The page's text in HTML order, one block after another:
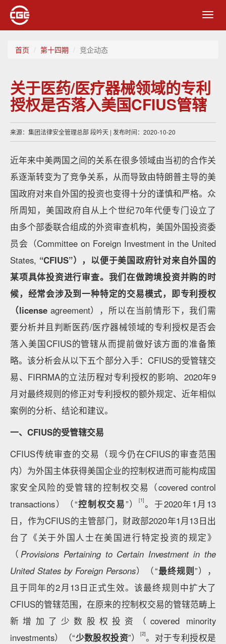
首页 第十四期 竞企动态
关于医药/医疗器械领域的专利
授权是否落入美国CFIUS管辖
来源：集团法律安全管理总部 段吟天 | 发布时间：2020-10-20
近年来中美两国之间的关系在很多领域由当初的合作关
系逐渐转变为了竞争关系，从而导致由特朗普主导的美
国政府对来自外国的投资也变得十分的谨慎和严格。众
所周知，美国政府自从上个世纪70年代便专门设立了
由多个部委联合组成的外资审查机构，美国外国投资委
员会（Committee on Foreign Investment in the United
States, “CFIUS”），以便于美国政府针对来自外国的
某项具体投资进行审查。我们在做跨境投资并购的时
候，经常会涉及到一种特定的交易模式，即专利授权
（licenseagreement），所以在当前情形下，我们需
要分析并且判断医药/医疗器械领域的专利授权是否会
落入美国CFIUS的管辖从而提前做好该方面的准备策
略。该分析会从以下五个部分入手：CFIUS的受管辖交
易、FIRRMA的立法历程对专利授权的影响、2020年9
月对最终规则的修正对专利授权的额外规定、近年相似
案例的分析、结论和建议。
一、CFIUS的受管辖交易
CFIUS传统审查的交易（现今仍在CFIUS的审查范围
内）为外国主体获得美国企业的控制权进而可能构成国
家安全风险的受管辖的控制权交易（covered control
transactions）（“控制权交易”） [1]。于2020年1月13
日，作为CFIUS的主管部门，财政部2020年1月13日出
台了《关于外国人士在美国进行特定投资的规定》
（ Provisions Pertaining to Certain Investment in the
United States by Foreign Persons）（“最终规则”），
且于同年的2月13日正式生效。该最终规则中扩大了
CFIUS的管辖范围，在原来的控制权交易的管辖范畴上
新增加了少数股权投资（covered minority
investments）（“少数股权投资”） [2]。对于专利授权是